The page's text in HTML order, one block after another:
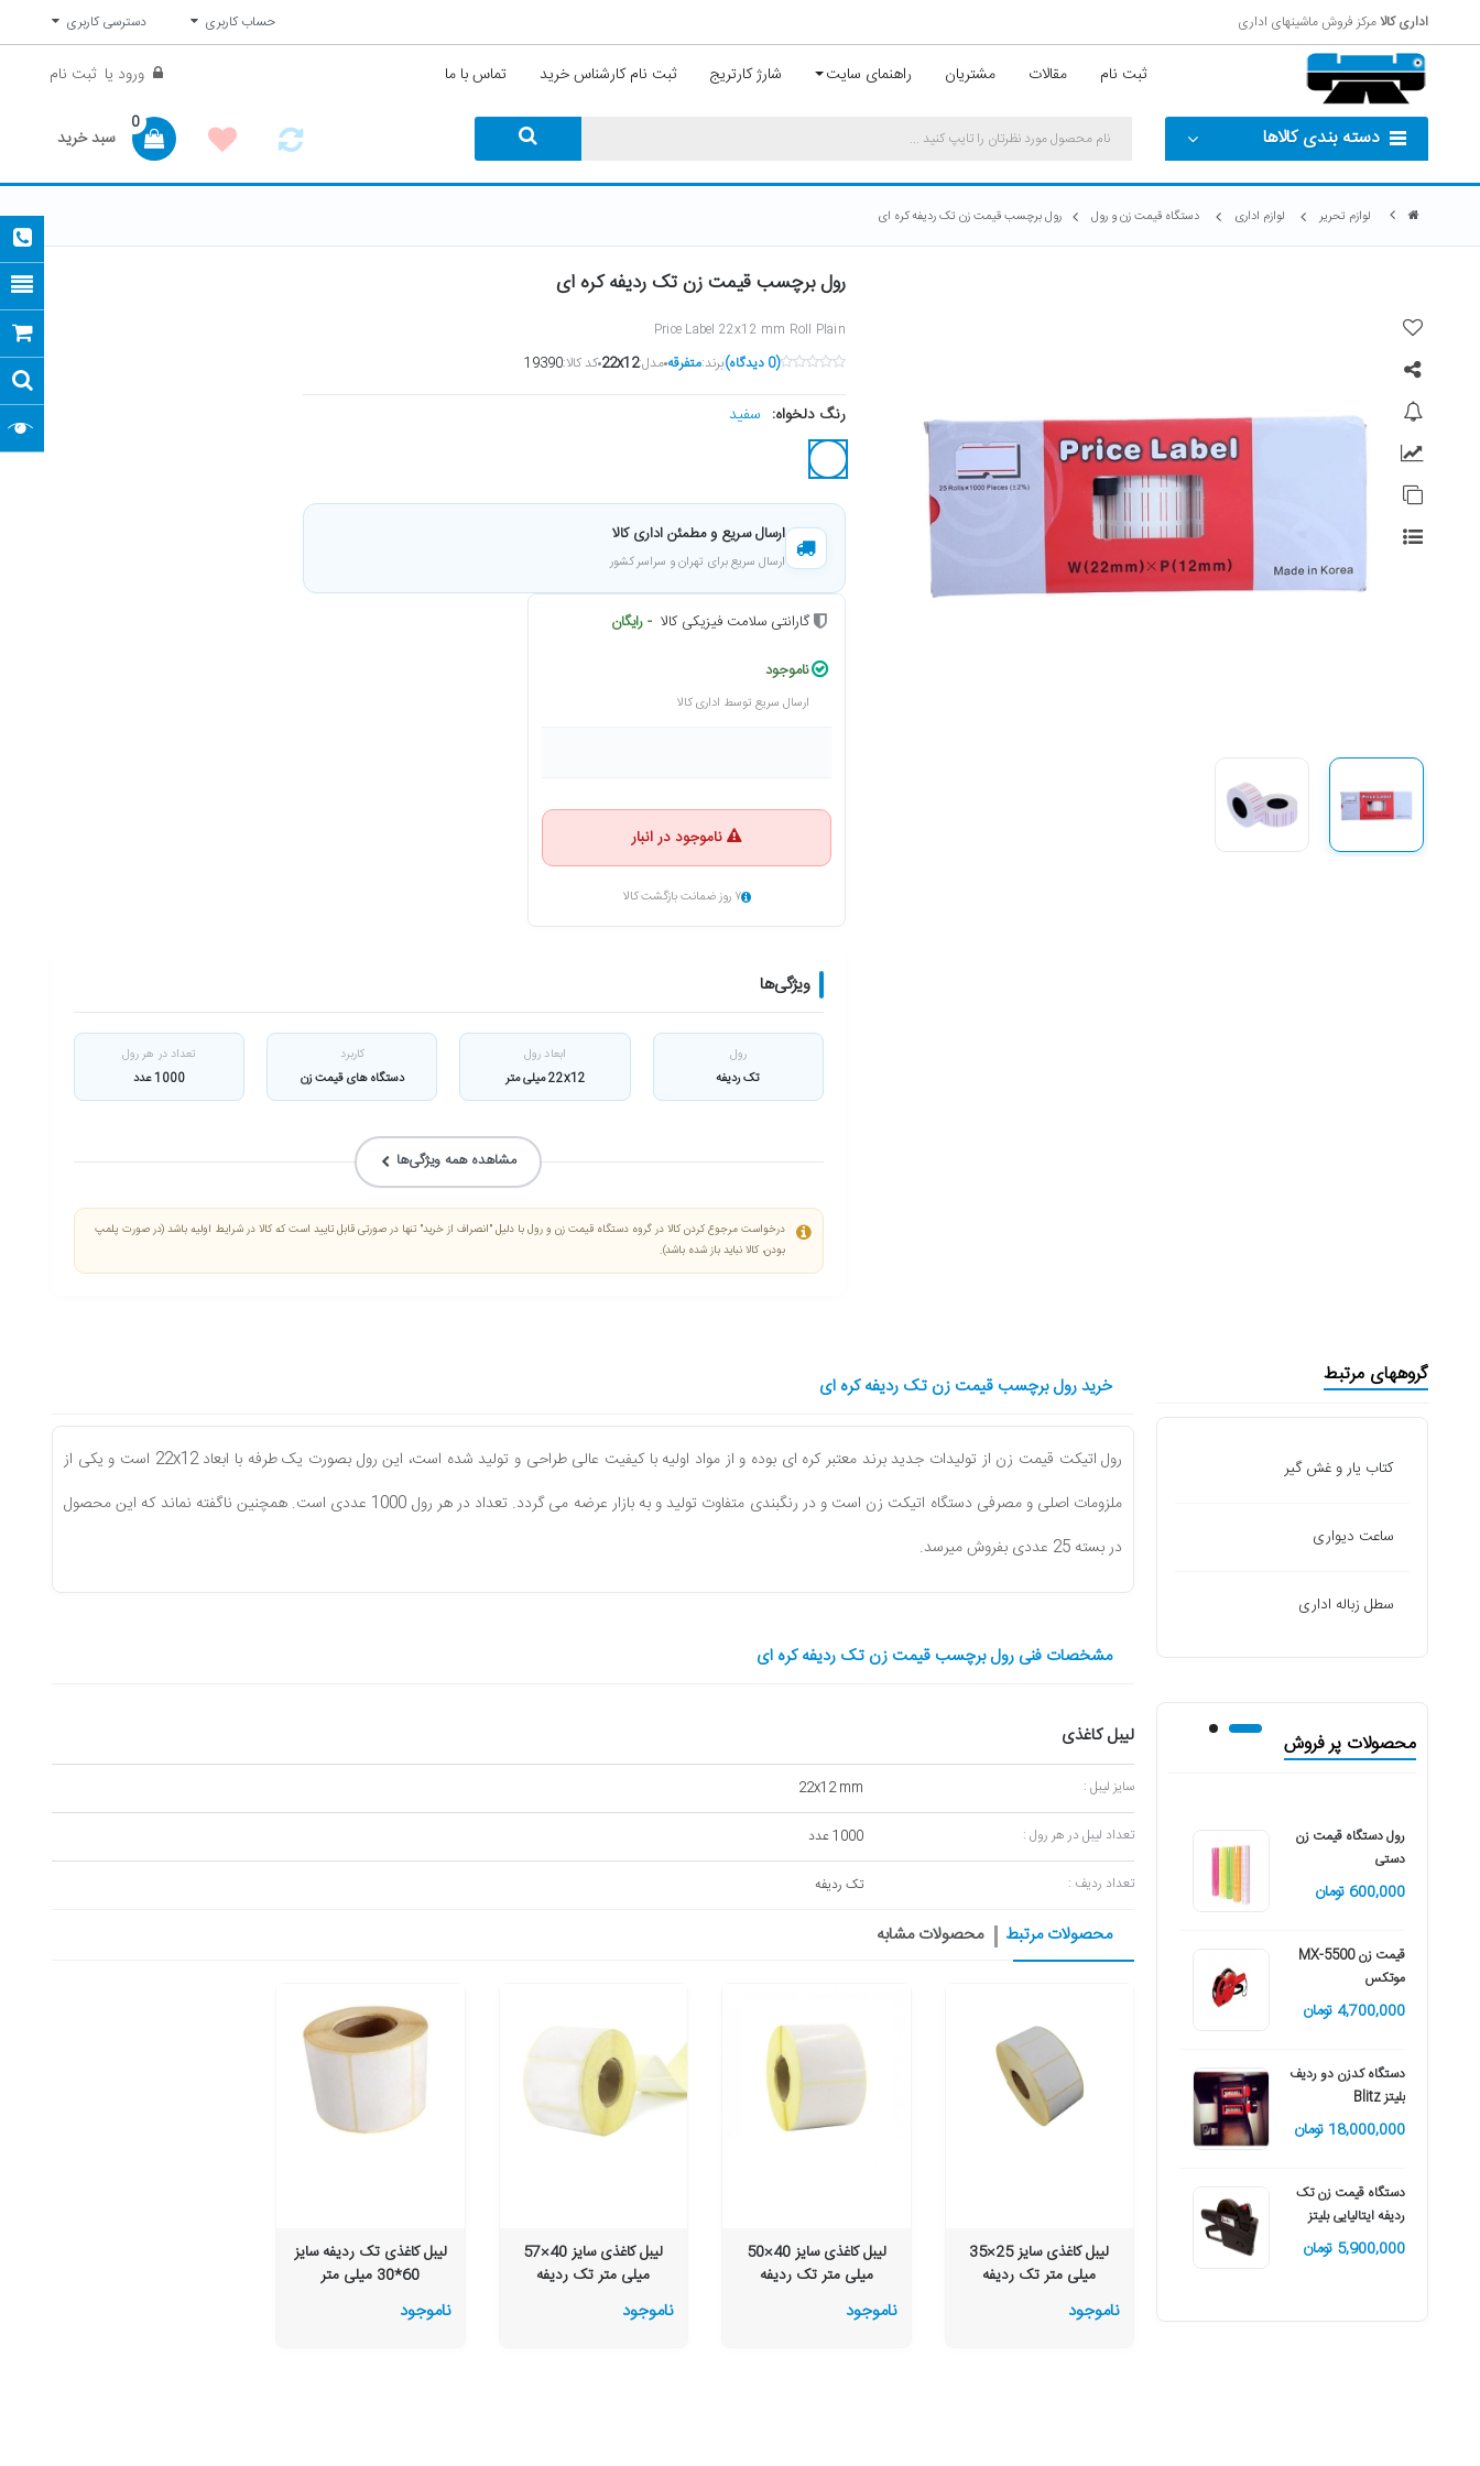
اداری کالامرکز فروش ماشینهای اداری حساب کاربری دسترسی کاربری
ثبت نام مقالات مشتریان راهنمای سایت شارژ کارتریج ثبت نام کارشناس خرید تماس با ما ورود یا ثبت نام
دسته بندی کالاها سبد خرید
0
لوازم تحریر لوازم اداری دستگاه قیمت زن و رول رول برچسب قیمت زن تک ردیفه کره ای
رول برچسب قیمت زن تک ردیفه کره ای
Price Label 22x12 mm Roll Plain
(0 دیدگاه) برند:متفرقهمدل:22x12کد کالا:19390
رنگ دلخواه: سفید
ارسال سریع و مطمئن اداری کالا
ارسال سریع برای تهران و سراسر کشور
گارانتی سلامت فیزیکی کالا - رایگان
ناموجود
ارسال سریع توسط اداری کالا
ناموجود در انبار
۷ روز ضمانت بازگشت کالا
ویژگی‌ها
رول
تک ردیفه
ابعاد رول
22x12 میلی متر
کاربرد
دستگاه های قیمت زن
تعداد در هر رول
1000 عدد
مشاهده همه ویژگی‌ها
درخواست مرجوع کردن کالا در گروه دستگاه قیمت زن و رول با دلیل "انصراف از خرید" تنها در صورتی قابل تایید است که کالا در شرایط اولیه باشد (در صورت پلمپ
بودن، کالا نباید باز شده باشد).
گروههای مرتبط
کتاب یار و غش گیر
ساعت دیواری
سطل زباله اداری
محصولات پر فروش
رول دستگاه قیمت زن
دستی
600,000 تومان
قیمت زن MX-5500
موتکس
4,700,000 تومان
دستگاه کدزن دو ردیف
بلیتز Blitz
18,000,000 تومان
دستگاه قیمت زن تک
ردیفه ایتالیایی بلیتز
5,900,000 تومان
دستگاه قیمت زن کیوپا
2,780,000 تومان
رول قیمت زن بلیتز دو
خرید رول برچسب قیمت زن تک ردیفه کره ای
رول اتیکت قیمت زن از تولیدات جدید برند معتبر کره ای بوده و از مواد اولیه با کیفیت عالی طراحی و تولید شده است، این رول بصورت یک طرفه با ابعاد 22x12 است و یکی از
ملزومات اصلی و مصرفی دستگاه اتیکت زن است و در رنگبندی متفاوت تولید و به بازار عرضه می گردد. تعداد در هر رول 1000 عددی است. همچنین ناگفته نماند که این محصول
در بسته 25 عددی بفروش میرسد.
مشخصات فنی رول برچسب قیمت زن تک ردیفه کره ای
لیبل کاغذی
سایز لیبل : 22x12 mm
تعداد لیبل در هر رول : 1000 عدد
تعداد ردیف : تک ردیفه
محصولات مرتبط محصولات مشابه
لیبل کاغذی سایز 25×35
میلی متر تک ردیفه
ناموجود
لیبل کاغذی سایز 40×50
میلی متر تک ردیفه
ناموجود
لیبل کاغذی سایز 40×57
میلی متر تک ردیفه
ناموجود
لیبل کاغذی تک ردیفه سایز
60*30 میلی متر
ناموجود